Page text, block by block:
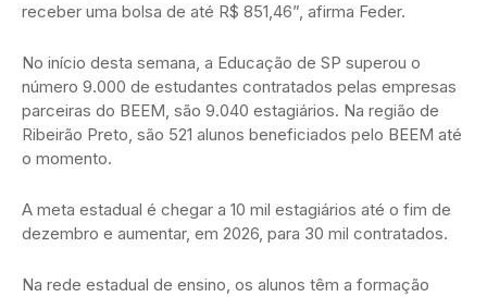
receber uma bolsa de até R$ 851,46”, afirma Feder.
No início desta semana, a Educação de SP superou o
número 9.000 de estudantes contratados pelas empresas
parceiras do BEEM, são 9.040 estagiários. Na região de
Ribeirão Preto, são 521 alunos beneficiados pelo BEEM até
o momento.
A meta estadual é chegar a 10 mil estagiários até o fim de
dezembro e aumentar, em 2026, para 30 mil contratados.
Na rede estadual de ensino, os alunos têm a formação